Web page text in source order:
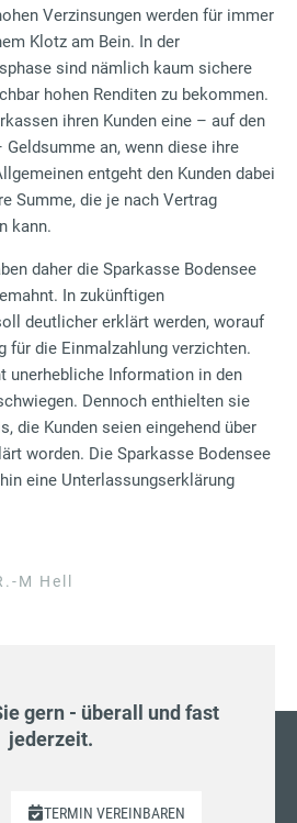
Verzinsungen werden für immer
Klotz am Bein. In der
sind nämlich kaum sichere
hohen Renditen zu bekommen.
ihren Kunden eine – auf den
an, wenn diese ihre
entgeht den Kunden dabei
Summe, die je nach Vertrag
kann.
daher die Sparkasse Bodensee
In zukünftigen
deutlicher erklärt werden, worauf
für die Einmalzahlung verzichten.
unerhebliche Information in den
Dennoch enthielten sie
die Kunden seien eingehend über
worden. Die Sparkasse Bodensee
eine Unterlassungserklärung
M Hell
gern - überall und fast
jederzeit.
TERMIN VEREINBAREN